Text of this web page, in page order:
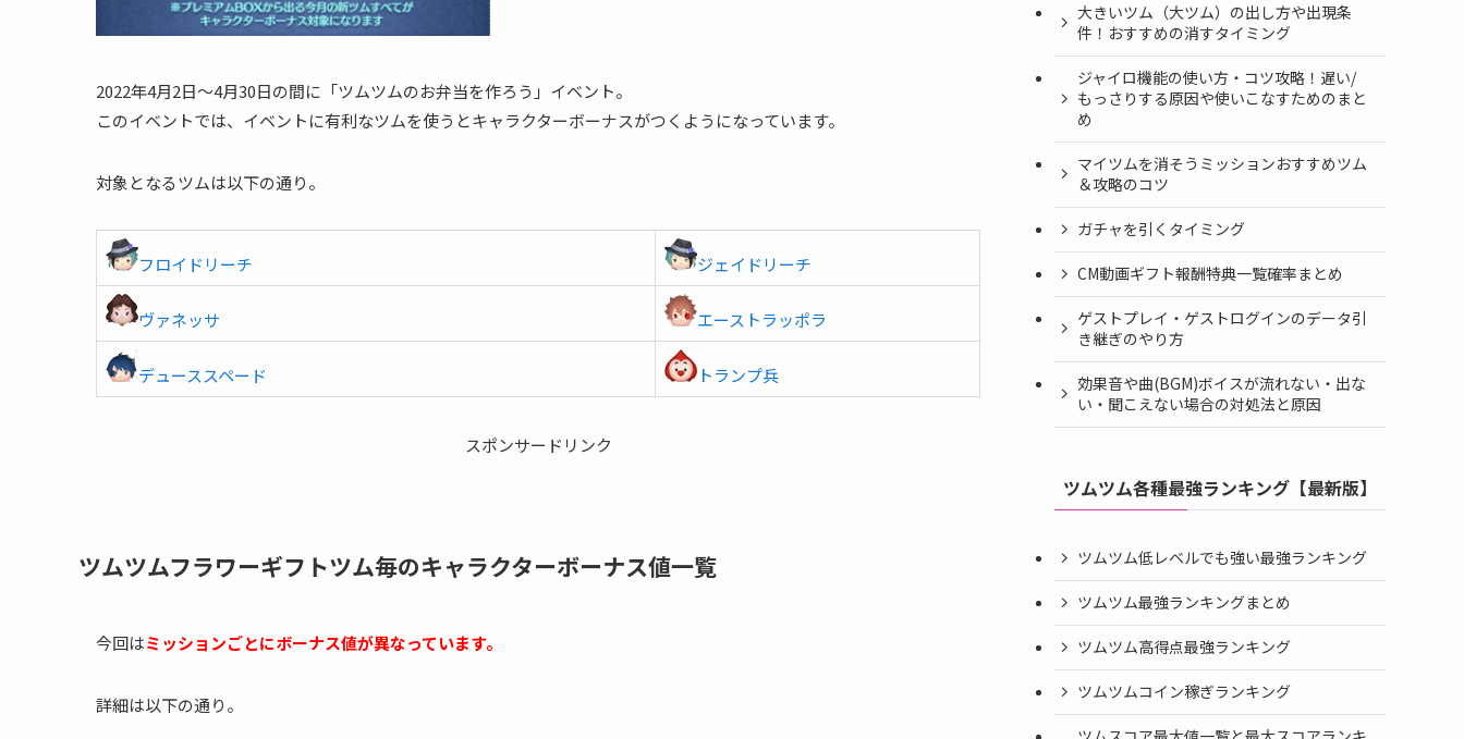
2022年4月2日～4月30日の間に「ツムツムのお弁当を作ろう」イベント。
このイベントでは、イベントに有利なツムを使うとキャラクターボーナスがつくようになっています。
対象となるツムは以下の通り。
フロイドリーチ ジェイドリーチ
ヴァネッサ エーストラッポラ
デューススペード トランプ兵
スポンサードリンク
ツムツムフラワーギフトツム毎のキャラクターボーナス値一覧
今回はミッションごとにボーナス値が異なっています。
詳細は以下の通り。
大きいツム（大ツム）の出し方や出現条
件！おすすめの消すタイミング
ジャイロ機能の使い方・コツ攻略！遅い/
もっさりする原因や使いこなすためのまと
め
マイツムを消そうミッションおすすめツム
＆攻略のコツ
ガチャを引くタイミング
CM動画ギフト報酬特典一覧確率まとめ
ゲストプレイ・ゲストログインのデータ引
き継ぎのやり方
効果音や曲(BGM)ボイスが流れない・出な
い・聞こえない場合の対処法と原因
ツムツム各種最強ランキング【最新版】
ツムツム低レベルでも強い最強ランキング
ツムツム最強ランキングまとめ
ツムツム高得点最強ランキング
ツムツムコイン稼ぎランキング